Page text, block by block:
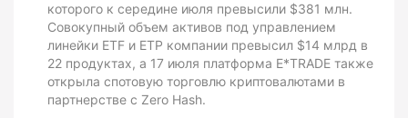
которого к середине июля превысили $381 млн.
Совокупный объем активов под управлением
линейки ETF и ETP компании превысил $14 млрд в
22 продуктах, а 17 июля платформа E*TRADE также
открыла спотовую торговлю криптовалютами в
партнерстве с Zero Hash.